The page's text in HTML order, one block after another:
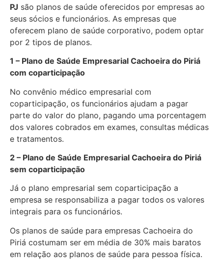
PJ são planos de saúde oferecidos por empresas ao
seus sócios e funcionários. As empresas que
oferecem plano de saúde corporativo, podem optar
por 2 tipos de planos.
1 – Plano de Saúde Empresarial Cachoeira do Piriá
com coparticipação
No convênio médico empresarial com
coparticipação, os funcionários ajudam a pagar
parte do valor do plano, pagando uma porcentagem
dos valores cobrados em exames, consultas médicas
e tratamentos.
2 – Plano de Saúde Empresarial Cachoeira do Piriá
sem coparticipação
Já o plano empresarial sem coparticipação a
empresa se responsabiliza a pagar todos os valores
integrais para os funcionários.
Os planos de saúde para empresas Cachoeira do
Piriá costumam ser em média de 30% mais baratos
em relação aos planos de saúde para pessoa física.